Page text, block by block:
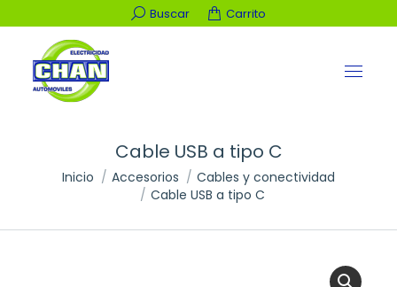
Buscar:
Buscar Carrito
Cable USB a tipo C
Estás aquí:
Inicio Accesorios
Cables y conectividad
Cable USB a tipo C